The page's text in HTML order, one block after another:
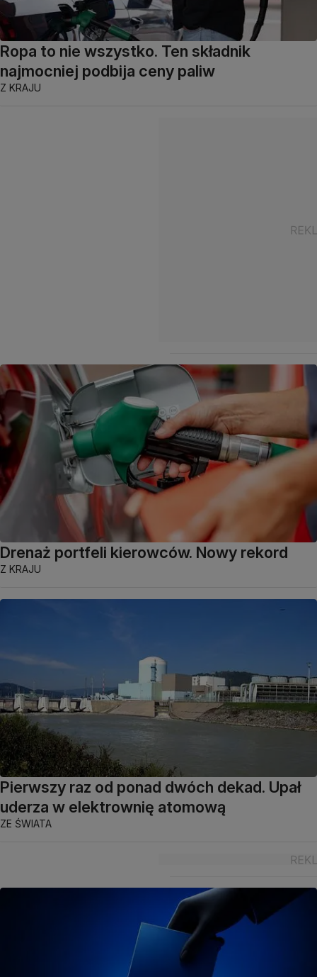
Ropa to nie wszystko. Ten składnik
najmocniej podbija ceny paliw
Z KRAJU
Drenaż portfeli kierowców. Nowy rekord
Z KRAJU
Pierwszy raz od ponad dwóch dekad. Upał
uderza w elektrownię atomową
ZE ŚWIATA